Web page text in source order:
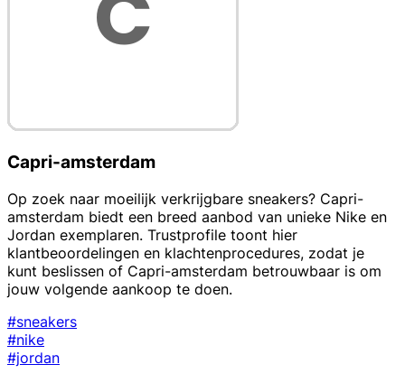
Capri-amsterdam
Op zoek naar moeilijk verkrijgbare sneakers? Capri-
amsterdam biedt een breed aanbod van unieke Nike en
Jordan exemplaren. Trustprofile toont hier
klantbeoordelingen en klachtenprocedures, zodat je
kunt beslissen of Capri-amsterdam betrouwbaar is om
jouw volgende aankoop te doen.
#sneakers
#nike
#jordan